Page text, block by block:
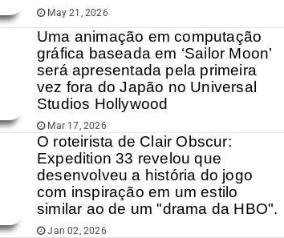
May 21, 2026
Uma animação em computação
gráfica baseada em ‘Sailor Moon’
será apresentada pela primeira
vez fora do Japão no Universal
Studios Hollywood
Mar 17, 2026
O roteirista de Clair Obscur:
Expedition 33 revelou que
desenvolveu a história do jogo
com inspiração em um estilo
similar ao de um "drama da HBO".
Jan 02, 2026